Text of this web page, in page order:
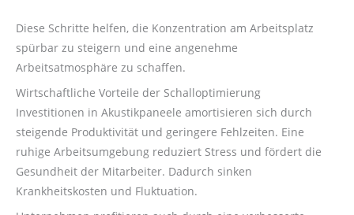
Diese Schritte helfen, die Konzentration am Arbeitsplatz
spürbar zu steigern und eine angenehme
Arbeitsatmosphäre zu schaffen.
Wirtschaftliche Vorteile der Schalloptimierung
Investitionen in Akustikpaneele amortisieren sich durch
steigende Produktivität und geringere Fehlzeiten. Eine
ruhige Arbeitsumgebung reduziert Stress und fördert die
Gesundheit der Mitarbeiter. Dadurch sinken
Krankheitskosten und Fluktuation.